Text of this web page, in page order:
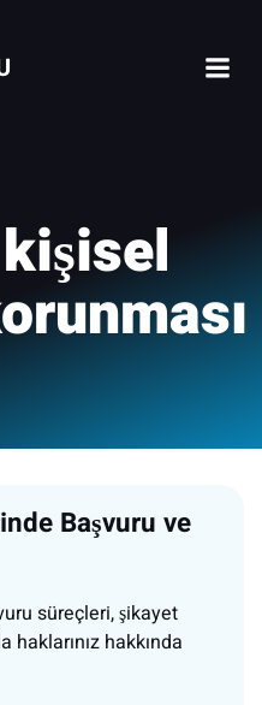
kişisel
Başvuru ve
süreçleri, şikayet
haklarınız hakkında